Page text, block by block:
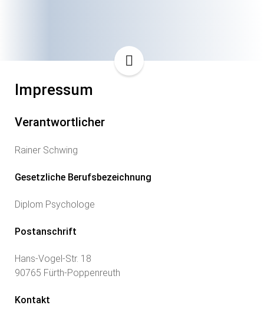
Impressum
Verantwortlicher
Rainer Schwing
Gesetzliche Berufsbezeichnung
Diplom Psychologe
Postanschrift
Hans-Vogel-Str. 18
90765 Fürth-Poppenreuth
Kontakt